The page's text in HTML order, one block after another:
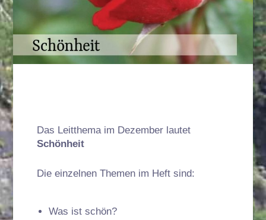
Das Leitthema im Dezember lautet
Schönheit
Die einzelnen Themen im Heft sind:
Was ist schön?